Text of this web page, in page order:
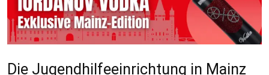
Die Jugendhilfeeinrichtung in Mainz